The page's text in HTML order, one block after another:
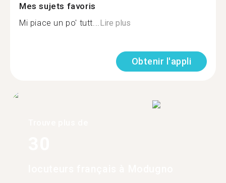
Mes sujets favoris
Mi piace un po' tutt... Lire plus
Obtenir l'appli